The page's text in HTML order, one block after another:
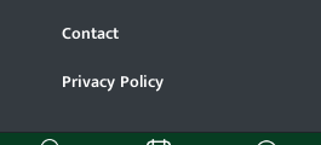
Contact
Privacy Policy